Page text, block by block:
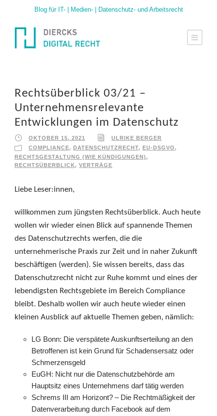
Blog für IT- | Medien- | Datenschutz- und Arbeitsrecht
Rechtsüberblick 03/21 –
Unternehmensrelevante
Entwicklungen im Datenschutz
OKTOBER 15, 2021
ULRIKE BERGER
COMPLIANCE, DATENSCHUTZRECHT, EU-DSGVO,
RECHTSGESTALTUNG (WIE KÜNDIGUNGEN),
RECHTSÜBERBLICK, VERTRÄGE
Liebe Leser:innen,
willkommen zum jüngsten Rechtsüberblick. Auch heute
wollen wir wieder einen Blick auf spannende Themen
des Datenschutzrechts werfen, die die
unternehmerische Praxis zur Zeit und in naher Zukunft
beschäftigen (werden). Sie wissen bereits, dass das
Datenschutzrecht nicht zur Ruhe kommt und eines der
lebendigsten Rechtsgebiete im Bereich Compliance
bleibt. Deshalb wollen wir auch heute wieder einen
kleinen Ausblick auf aktuelle Themen geben, nämlich:
LG Bonn: Die verspätete Auskunftserteilung an den
Betroffenen ist kein Grund für Schadensersatz oder
Schmerzensgeld
EuGH: Nicht nur die Datenschutzbehörde am
Hauptsitz eines Unternehmens darf tätig werden
Schrems III am Horizont? – Die Rechtmäßigkeit der
Datenverarbeitung durch Facebook auf dem